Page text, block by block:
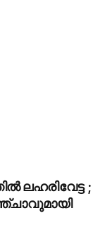
ലഹരിവേട്ട ;